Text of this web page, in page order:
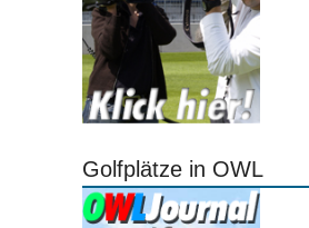
Golfplätze in OWL